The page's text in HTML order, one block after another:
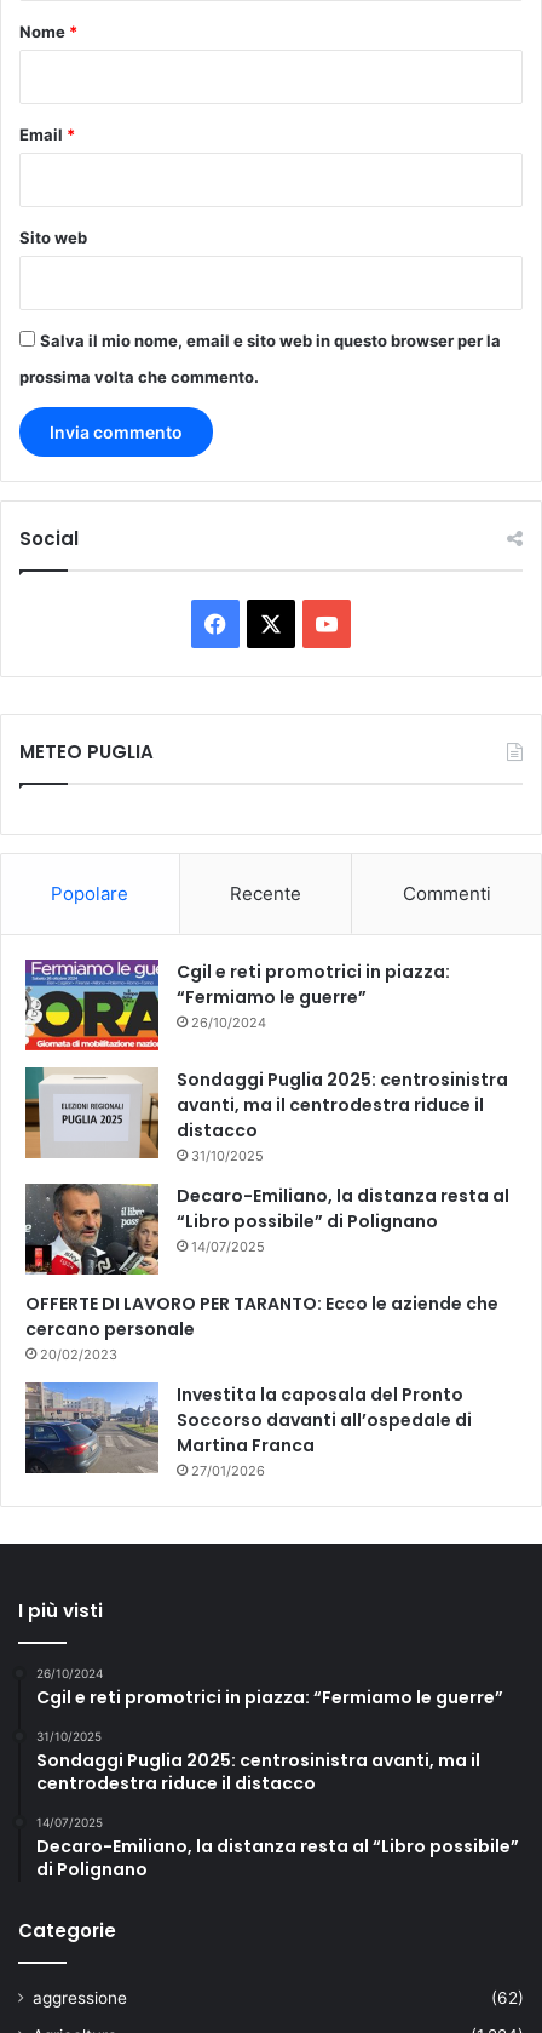
o
Nome *
Email *
Sito web
Salva il mio nome, email e sito web in questo browser per la
prossima volta che commento.
Social
Facebook You
Tube
METEO PUGLIA
Popolare Recente Commenti
Cgil e reti promotrici in piazza:
“Fermiamo le guerre”
26/10/2024
Sondaggi Puglia 2025: centrosinistra
avanti, ma il centrodestra riduce il
distacco
31/10/2025
Decaro-Emiliano, la distanza resta al
“Libro possibile” di Polignano
14/07/2025
OFFERTE DI LAVORO PER TARANTO: Ecco le aziende che
cercano personale
20/02/2023
Investita la caposala del Pronto
Soccorso davanti all’ospedale di
Martina Franca
27/01/2026
I più visti
26/10/2024
Cgil e reti promotrici in piazza: “Fermiamo le guerre”
31/10/2025
Sondaggi Puglia 2025: centrosinistra avanti, ma il
centrodestra riduce il distacco
14/07/2025
Decaro-Emiliano, la distanza resta al “Libro possibile”
di Polignano
Categorie
aggressione
(62)